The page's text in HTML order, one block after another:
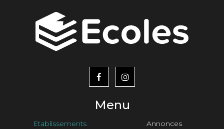
Menu
Etablissements
menu
footer2
Annonces